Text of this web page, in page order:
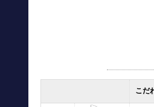
こだ